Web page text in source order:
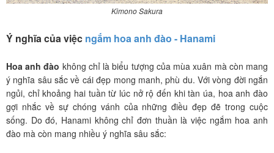
Kimono Sakura
Ý nghĩa của việc ngắm hoa anh đào - Hanami
Hoa anh đào không chỉ là biểu tượng của mùa xuân mà còn mang
ý nghĩa sâu sắc về cái đẹp mong manh, phù du. Với vòng đời ngắn
ngủi, chỉ khoảng hai tuần từ lúc nở rộ đến khi tàn úa, hoa anh đào
gợi nhắc về sự chóng vánh của những điều đẹp đẽ trong cuộc
sống. Do đó, Hanami không chỉ đơn thuần là việc ngắm hoa anh
đào mà còn mang nhiều ý nghĩa sâu sắc: